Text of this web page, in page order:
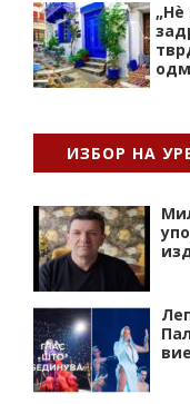
ИЗБОР НА